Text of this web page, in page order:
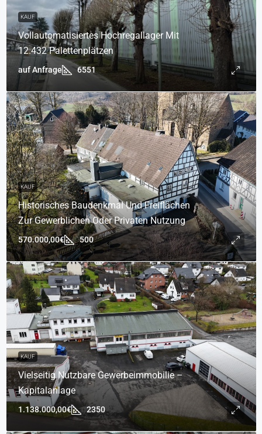
KAUF
Vollautomatisiertes Hochregallager Mit
12.432 Palettenplätzen
auf Anfrage 6551
KAUF
Historisches Baudenkmal Und Freiflächen
Zur Gewerblichen Oder Privaten Nutzung
570.000,00€ 500
KAUF
Vielseitig Nutzbare Gewerbeimmobilie –
Kapitalanlage
1.138.000,00€ 2350